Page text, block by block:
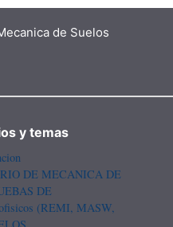
de Suelos
y temas
DE MECANICA DE
DE
(REMI, MASW,